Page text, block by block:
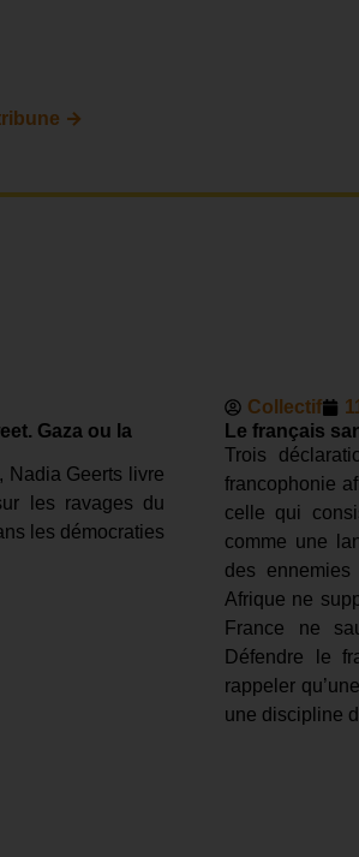
→
Gaza ou la
Nadia Geerts livre
les ravages du
les démocraties
Collectif
Le français
Trois
francophonie
celle qui
comme une
des
Afrique ne
France ne
Défendre le
rappeler
une discipline